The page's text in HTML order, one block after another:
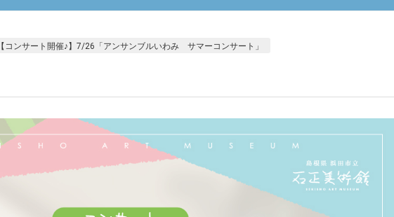
【コンサート開催♪】7/26「アンサンブルいわみ サマーコンサート」